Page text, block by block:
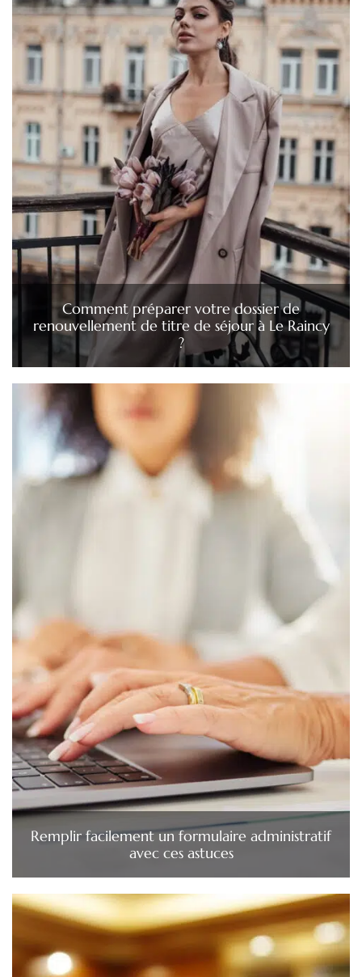
Comment préparer votre dossier de
renouvellement de titre de séjour à Le Raincy
?
Remplir facilement un formulaire administratif
avec ces astuces